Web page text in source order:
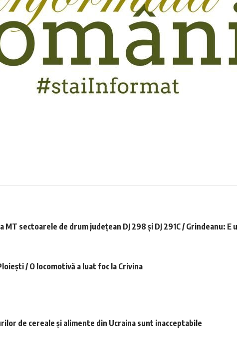
sectoarele de drum judeţean DJ 298 şi DJ 291C /
/ O locomotivă a luat foc la Crivina
de cereale şi alimente din Ucraina sunt inacceptabile